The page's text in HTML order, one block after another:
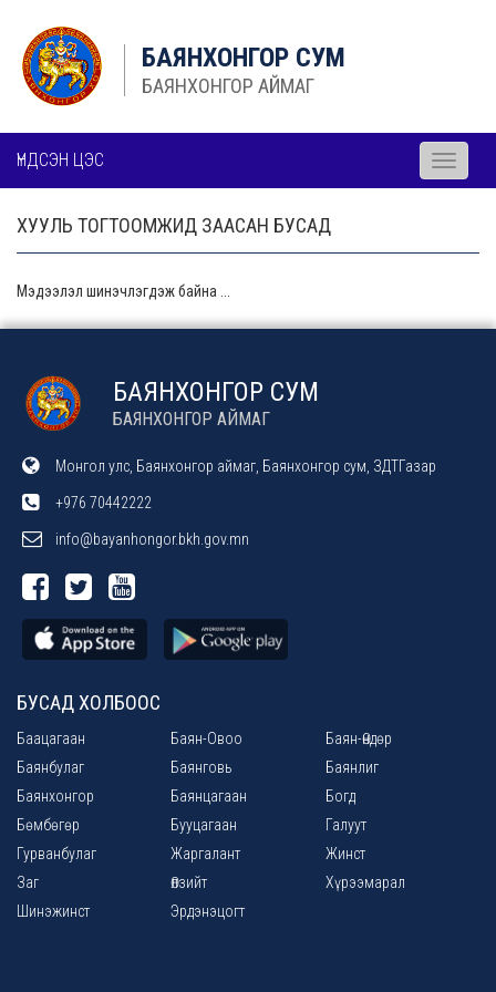
БАЯНХОНГОР СУМ
БАЯНХОНГОР АЙМАГ
ҮНДСЭН ЦЭС
Toggle
ХУУЛЬ ТОГТООМЖИД ЗААСАН БУСАД
Мэдээлэл шинэчлэгдэж байна ...
БАЯНХОНГОР СУМ
БАЯНХОНГОР АЙМАГ
Монгол улс, Баянхонгор аймаг, Баянхонгор сум, ЗДТГазар
+976 70442222
info@bayanhongor.bkh.gov.mn
БУСАД ХОЛБООС
Баацагаан Баян-Овоо
Баян-Өндөр
Баянбулаг
Баянговь
Баянлиг
Баянхонгор
Баянцагаан
Богд
Бөмбөгөр
Бууцагаан
Галуут
Гурванбулаг
Жаргалант
Жинст
Заг
Өлзийт
Хүрээмарал
Шинэжинст
Эрдэнэцогт